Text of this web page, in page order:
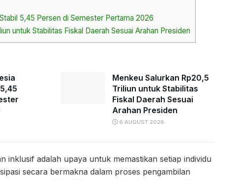
5,45 Persen di Semester Pertama 2026
untuk Stabilitas Fiskal Daerah Sesuai Arahan Presiden
Menkeu Salurkan Rp20,5
Triliun untuk Stabilitas
Fiskal Daerah Sesuai
Arahan Presiden
6 AUGUST 2026
inklusif adalah upaya untuk memastikan setiap individu
secara bermakna dalam proses pengambilan